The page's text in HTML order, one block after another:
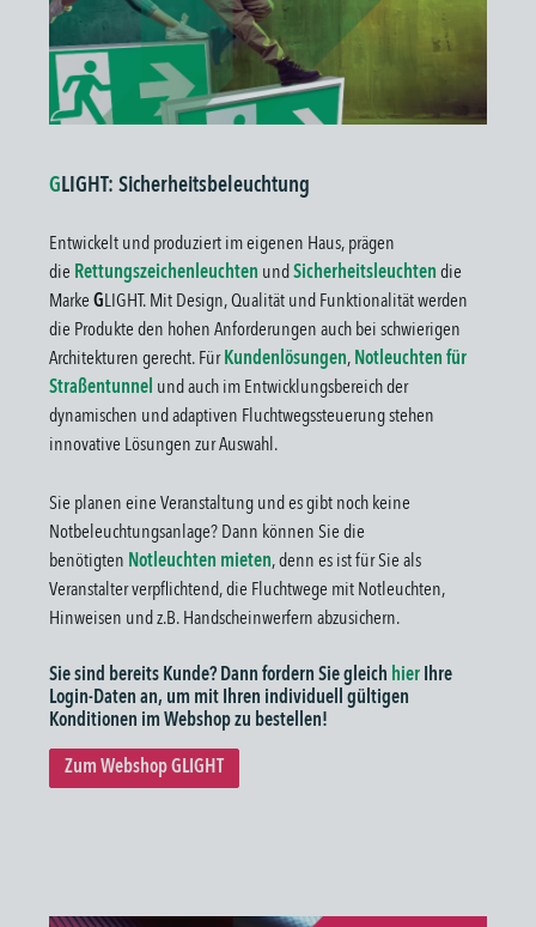
G LIGHT: Sicherheitsbeleuchtung
Entwickelt und produziert im eigenen Haus, prägen
die Rettungszeichenleuchten und Sicherheitsleuchten die
Marke GLIGHT. Mit Design, Qualität und Funktionalität werden
die Produkte den hohen Anforderungen auch bei schwierigen
Architekturen gerecht. Für Kundenlösungen, Notleuchten für
Straßentunnel und auch im Entwicklungsbereich der
dynamischen und adaptiven Fluchtwegssteuerung stehen
innovative Lösungen zur Auswahl.
Sie planen eine Veranstaltung und es gibt noch keine
Notbeleuchtungsanlage? Dann können Sie die
benötigten Notleuchten mieten, denn es ist für Sie als
Veranstalter verpflichtend, die Fluchtwege mit Notleuchten,
Hinweisen und z.B. Handscheinwerfern abzusichern.
Sie sind bereits Kunde? Dann fordern Sie gleich hier Ihre
Login-Daten an, um mit Ihren individuell gültigen
Konditionen im Webshop zu bestellen!
Zum Webshop GLIGHT